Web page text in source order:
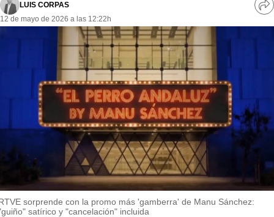
MásQueMercados
JuicioExprés
INVESTIGACIÓN
INTERNACIONAL
OPINIÓN
MUNICIPIOS
LUIS CORPAS
12 de mayo de 2026 a las 12:22h
sorprende con la promo más 'gamberra' de Manu Sánchez:
satírico y "cancelación" incluida